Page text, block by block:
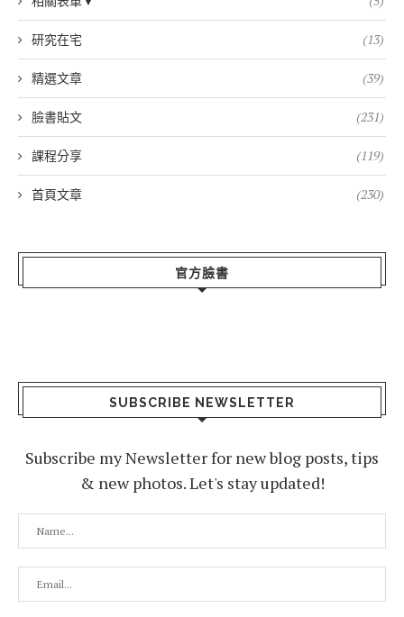
研究在宅 (13)
精選文章 (39)
臉書貼文 (231)
課程分享 (119)
首頁文章 (230)
官方臉書
SUBSCRIBE NEWSLETTER
Subscribe my Newsletter for new blog posts, tips
& new photos. Let's stay updated!